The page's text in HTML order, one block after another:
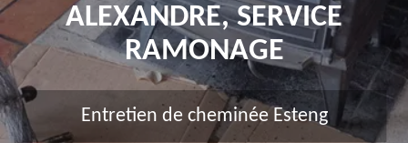
ALEXANDRE, SERVICE
RAMONAGE
Entretien de cheminée Esteng